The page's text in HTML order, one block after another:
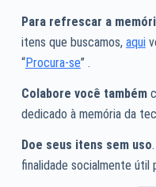
Para refrescar a
itens que buscamos, aqui
“Procura-se” .
Colabore você também
dedicado à memória da
Doe seus itens sem uso
finalidade socialmente útil